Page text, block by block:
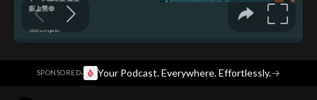
SPONSORED· Your Podcast. Everywhere. Effortlessly.→